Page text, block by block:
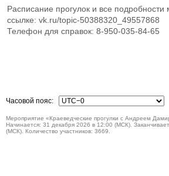
Расписание прогулок и все подробности
ссылке: vk.ru/topic-50388320_49557868
Телефон для справок: 8-950-035-84-65
Часовой пояс:
Мероприятие «Краеведческие прогулки с Андреем
Начинается: 31 декабря 2026 в 12:00 (МСК).
(МСК). Количество участников: 3669.